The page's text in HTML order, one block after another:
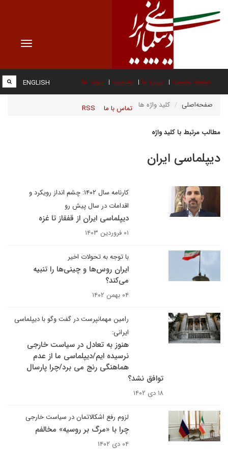
Toggle
صفحه نخست درباره ما عضویت پیوند ها
تماس با ما RSS
ENGLISH
صفحه‌اصلی کلید واژه ها
مطالب مرتبط با کلید واژه
دیپلماسی ایران
کارنامه سال ۱۴۰۲: چشم انداز رویکرد و
اقدامات در سال پیش رو
دیپلماسی ایران از قفقاز تا غزه
۰۱ فروردین ۱۴۰۳
با توجه به تحولات اخیر
ایران روس‌ها و چینی‌ها را تنبیه
می‌کند؟
۰۴ بهمن ۱۴۰۲
رامین مهمانپرست در گفت وگو با دیپلماسی
ایرانی:
هنوز به تعادل در سیاست خارجی
نرسیده ایم/دیپلماسی ما از عدم
هماهنگی رنج می برد/چرا پارسال
توافق نشد؟
۱۸ دی ۱۴۰۲
لزوم رفع اشکالاتمان در سیاست خارجی
چرا با «مرگ بر روسیه» مخالفم
۰۴ دی ۱۴۰۲